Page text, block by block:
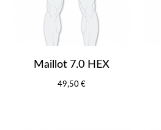
Maillot 7.0 HEX
49,50 €